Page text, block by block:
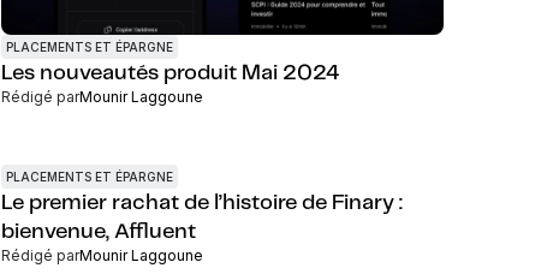
PLACEMENTS ET ÉPARGNE
Les nouveautés produit Mai 2024
Rédigé parMounir Laggoune
PLACEMENTS ET ÉPARGNE
Le premier rachat de l’histoire de Finary :
bienvenue, Affluent
Rédigé parMounir Laggoune